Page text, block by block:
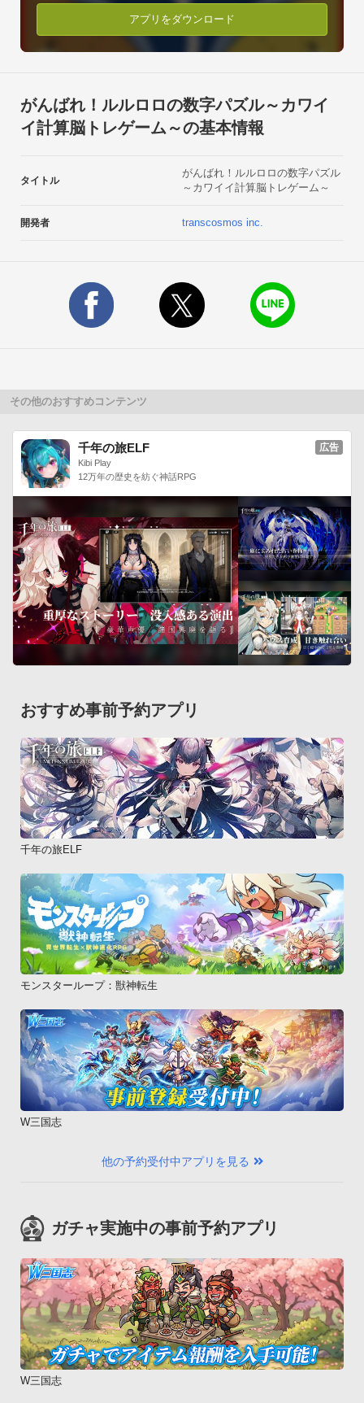
おとなたちには脳トレゲームとして、
キッズたちには楽しく足し算を覚えられる計算ドリルゲームと
たくさん遊んでくれるとうれしいな(●´艸｀)難易度はかんた
ん、ふつう、むずかしいの3タイプ。
脳トレ数字タッチゲームにチャレンジして、脳内を活性化！
最短記録を目指して頑張ってね！！＊＊＊＊＊ルルロロ！数字
①プレイボタンをタップ
数字を選択してタッチ
⑤制限時間内にすべての数字を消そう！-----------------------------
2007年に発売された『ジャッキーのいもうと』で登場する双子
-----------------------------------------
■渋三あっぷす■
渋三あっぷすはトランスコスモス株式会社が
提供するアプリサービスです
今後も沢山のアプリをお届けする予定です
------------------------------------------
アプリをダウンロード
がんばれ！ルルロロの数字パズル～カワイ
イ計算脳トレゲーム～の基本情報
タイトル
がんばれ！ルルロロの数字パズル
～カワイイ計算脳トレゲーム～
開発者 transcosmos inc.
その他のおすすめコンテンツ
千年の旅ELF
Kibi Play
12万年の歴史を紡ぐ神話RPG
広告
おすすめ事前予約アプリ
千年の旅ELF
モンスターループ：獣神転生
W三国志
他の予約受付中アプリを見る
ガチャ実施中の事前予約アプリ
W三国志